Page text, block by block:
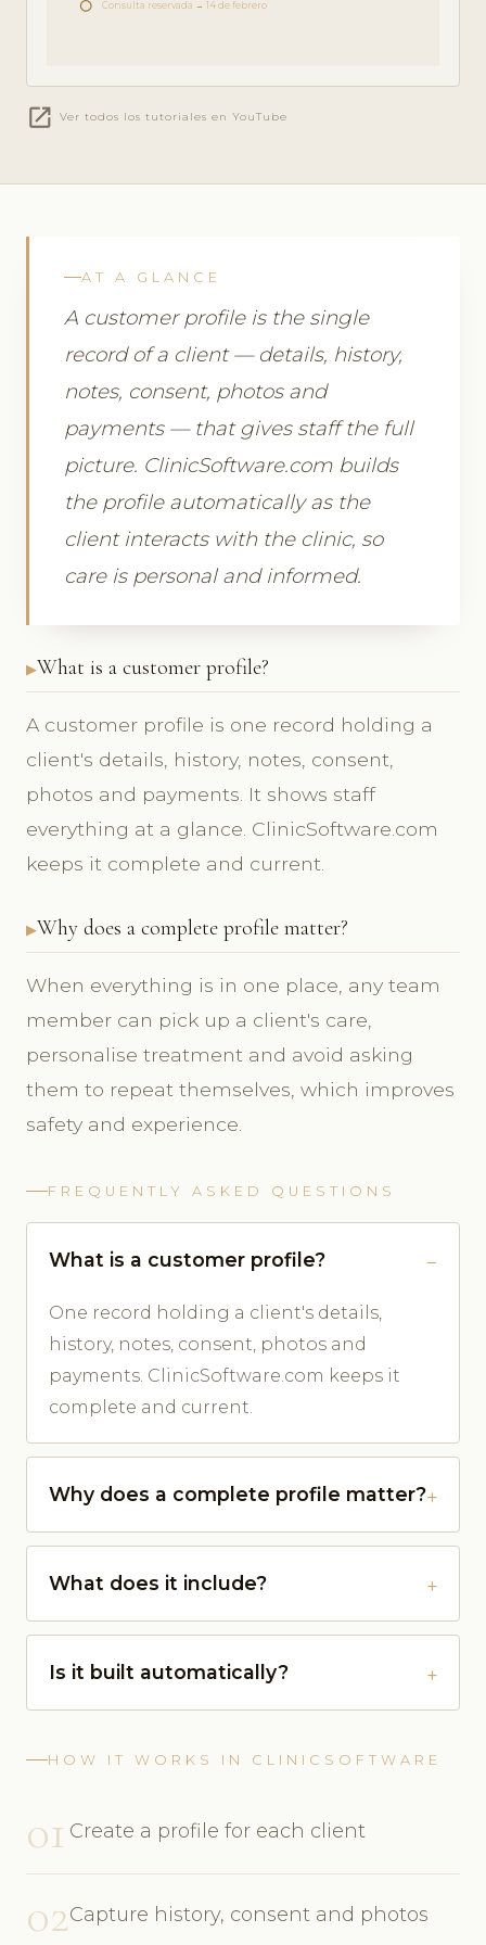
Consulta reservada → 14 de febrero
open_in_new Ver todos los tutoriales en YouTube
AT A GLANCE
A customer profile is the single
record of a client — details, history,
notes, consent, photos and
payments — that gives staff the full
picture. ClinicSoftware.com builds
the profile automatically as the
client interacts with the clinic, so
care is personal and informed.
What is a customer profile?
A customer profile is one record holding a
client's details, history, notes, consent,
photos and payments. It shows staff
everything at a glance. ClinicSoftware.com
keeps it complete and current.
Why does a complete profile matter?
When everything is in one place, any team
member can pick up a client's care,
personalise treatment and avoid asking
them to repeat themselves, which improves
safety and experience.
FREQUENTLY ASKED QUESTIONS
What is a customer profile?
One record holding a client's details,
history, notes, consent, photos and
payments. ClinicSoftware.com keeps it
complete and current.
Why does a complete profile matter?
What does it include?
Is it built automatically?
HOW IT WORKS IN CLINICSOFTWARE
01 Create a profile for each client
02Capture history, consent and photos